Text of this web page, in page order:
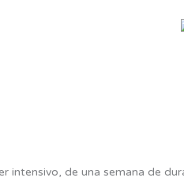
intensivo, de una semana de